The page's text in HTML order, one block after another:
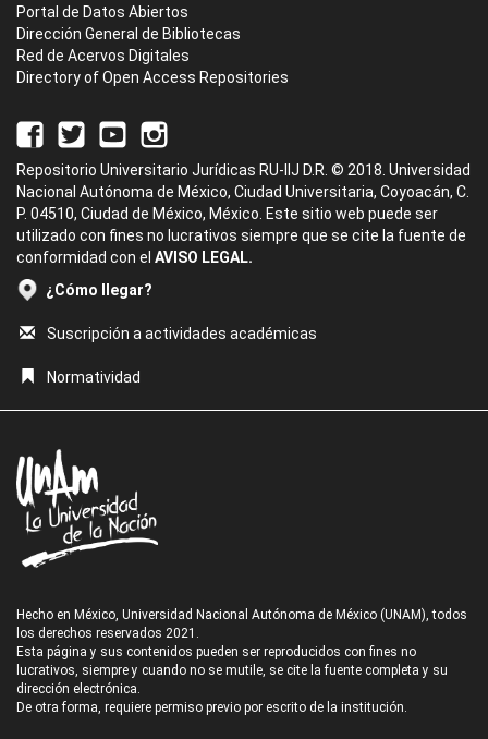
Portal de Datos Abiertos
Dirección General de Bibliotecas
Red de Acervos Digitales
Directory of Open Access Repositories
Repositorio Universitario Jurídicas RU-IIJ D.R. © 2018. Universidad
Nacional Autónoma de México, Ciudad Universitaria, Coyoacán, C.
P. 04510, Ciudad de México, México. Este sitio web puede ser
utilizado con fines no lucrativos siempre que se cite la fuente de
conformidad con el AVISO LEGAL.
¿Cómo llegar?
Suscripción a actividades académicas
Normatividad
Hecho en México, Universidad Nacional Autónoma de México (UNAM), todos
los derechos reservados 2021.
Esta página y sus contenidos pueden ser reproducidos con fines no
lucrativos, siempre y cuando no se mutile, se cite la fuente completa y su
dirección electrónica.
De otra forma, requiere permiso previo por escrito de la institución.